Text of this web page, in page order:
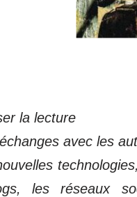
la lecture
avec les
les réseaux